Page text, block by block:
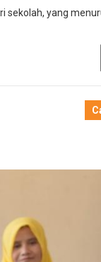
sekolah, yang